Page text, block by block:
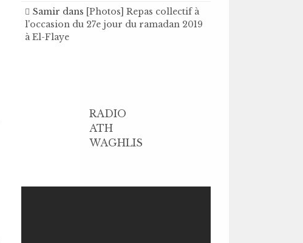
Samir dans [Photos] Repas collectif à
l'occasion du 27e jour du ramadan 2019
à El-Flaye
RADIO
ATH
WAGHLIS